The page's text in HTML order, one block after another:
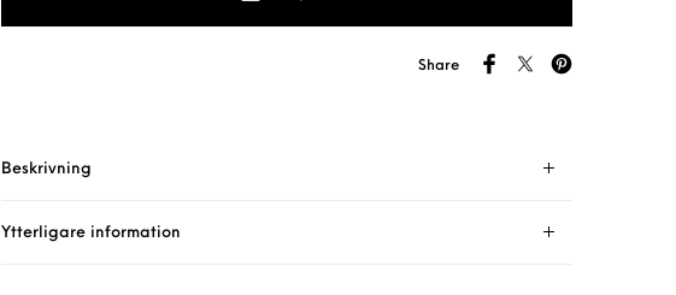
Share
Beskrivning
Ytterligare information